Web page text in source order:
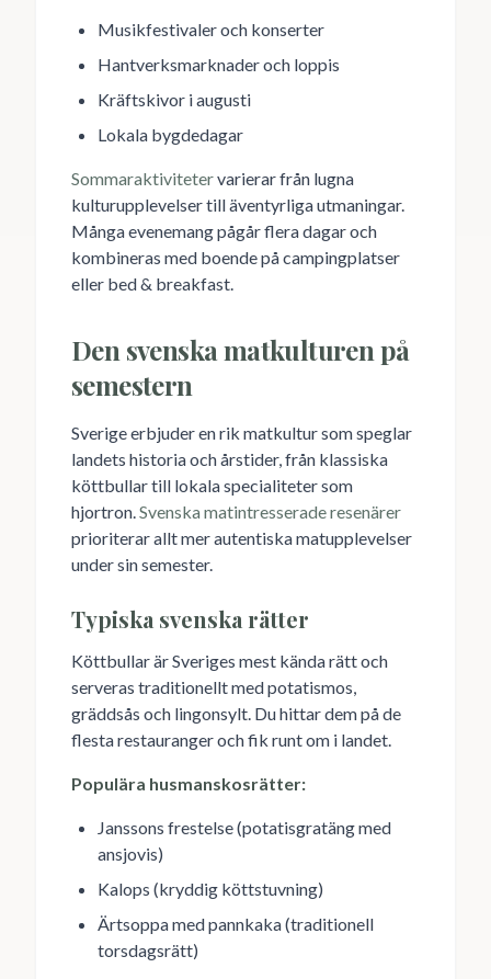
Musikfestivaler och konserter
Hantverksmarknader och loppis
Kräftskivor i augusti
Lokala bygdedagar
Sommaraktivitetervarierar från lugna
kulturupplevelser till äventyrliga utmaningar.
Många evenemang pågår flera dagar och
kombineras med boende på campingplatser
eller bed & breakfast.
Den svenska matkulturen på
semestern
Sverige erbjuder en rik matkultur som speglar
landets historia och årstider, från klassiska
köttbullar till lokala specialiteter som
hjortron.Svenska matintresserade resenärer
prioriterar allt mer autentiska matupplevelser
under sin semester.
Typiska svenska rätter
Köttbullar är Sveriges mest kända rätt och
serveras traditionellt med potatismos,
gräddsås och lingonsylt. Du hittar dem på de
flesta restauranger och fik runt om i landet.
Populära husmanskosrätter:
Janssons frestelse (potatisgratäng med
ansjovis)
Kalops (kryddig köttstuvning)
Ärtsoppa med pannkaka (traditionell
torsdagsrätt)